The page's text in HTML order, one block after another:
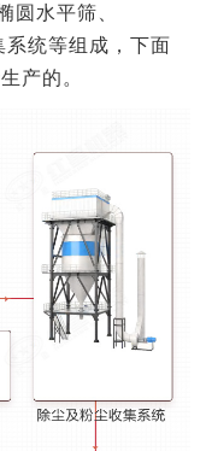
圆水平筛、
统等组成，下面
产的。